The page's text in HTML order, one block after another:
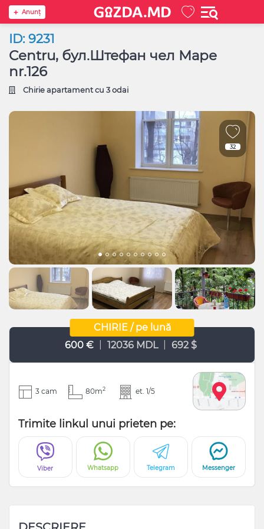
Anunţ
ID: 9231
Centru, бул.Штефан чел Маре
nr.126
Chirie apartament cu 3 odai
32
CHIRIE / pe lună
600 €
12036 MDL 692 $
3 cam 80m2 et. 1/5
Trimite linkul unui prieten pe:
Viber Whatsapp Telegram Messenger